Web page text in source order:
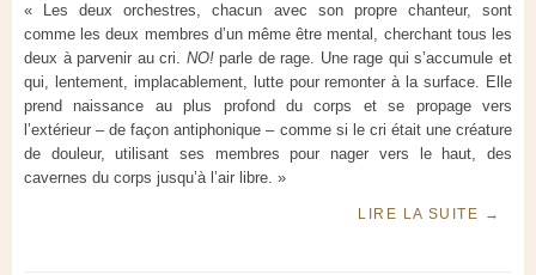
« Les deux orchestres, chacun avec son propre chanteur, sont
comme les deux membres d’un même être mental, cherchant tous les
deux à parvenir au cri. NO!parle de rage. Une rage qui s’accumule et
qui, lentement, implacablement, lutte pour remonter à la surface. Elle
prend naissance au plus profond du corps et se propage vers
l’extérieur – de façon antiphonique – comme si le cri était une créature
de douleur, utilisant ses membres pour nager vers le haut, des
cavernes du corps jusqu’à l’air libre. »
LIRE LA SUITE →